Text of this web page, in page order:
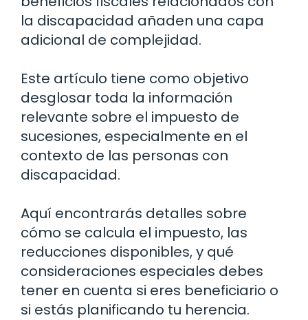
la discapacidad añaden una capa
adicional de complejidad.
Este artículo tiene como objetivo
desglosar toda la información
relevante sobre el impuesto de
sucesiones, especialmente en el
contexto de las personas con
discapacidad.
Aquí encontrarás detalles sobre
cómo se calcula el impuesto, las
reducciones disponibles, y qué
consideraciones especiales debes
tener en cuenta si eres beneficiario o
si estás planificando tu herencia.